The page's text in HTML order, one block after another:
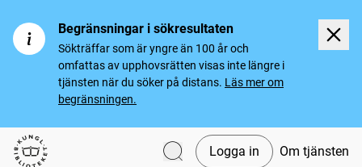
Begränsningar i sökresultaten
Sökträffar som är yngre än 100 år och
omfattas av upphovsrätten visas inte längre i
tjänsten när du söker på distans. Läs mer om
begränsningen.
Svenska tidningar
Logga in Om tjänsten